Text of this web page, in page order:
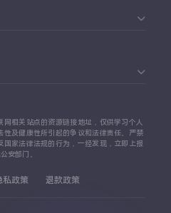
相关站点的资源链接地址，仅供学习个人
性及健康性所引起的争议和法律责任。严禁
家法律法规的行为，一经发现，立即上报
安部门。
私政策 退款政策